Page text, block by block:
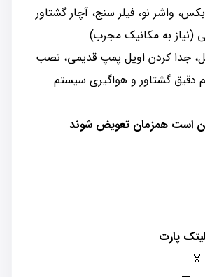
بکس، واشر نو، فیلر سنج، آچار گشتاور
(نیاز به مکانیک مجرب)
جدا کردن اویل پمپ قدیمی، نصب
دقیق گشتاور و هواگیری سیستم
است همزمان تعویض شوند
پارت